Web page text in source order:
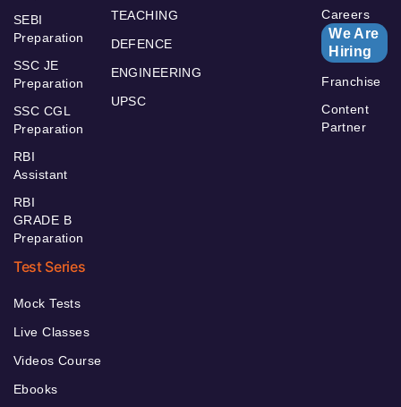
SEBI
Preparation
SSC JE
Preparation
SSC CGL
Preparation
RBI
Assistant
RBI
GRADE B
Preparation
TEACHING
DEFENCE
ENGINEERING
UPSC
Careers
We Are
Hiring
Franchise
Content
Partner
Test Series
Mock Tests
Live Classes
Videos Course
Ebooks